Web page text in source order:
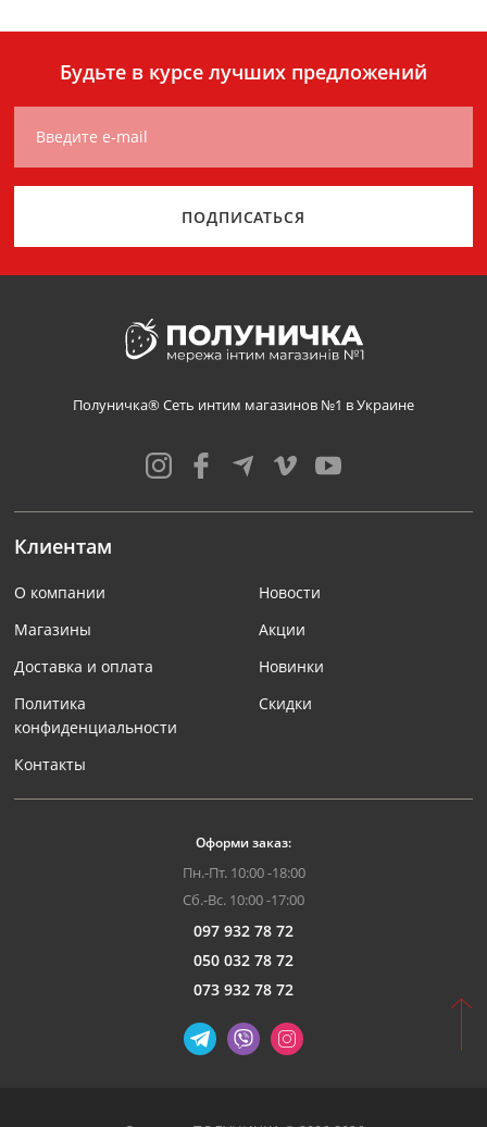
Будьте в курсе лучших предложений
Введите e-mail
ПОДПИСАТЬСЯ
Полуничка® Сеть интим магазинов №1 в Украине
Клиентам
О компании
Магазины
Доставка и оплата
Политика
конфиденциальности
Контакты
Новости
Акции
Новинки
Скидки
Оформи заказ:
Пн.-Пт. 10:00 -18:00
Сб.-Вс. 10:00 -17:00
097 932 78 72
050 032 78 72
073 932 78 72